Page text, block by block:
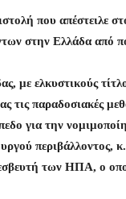
που απέστειλε
στην Ελλάδα από
με ελκυστικούς
παραδοσιακές
για την
των ΗΠΑ, ο